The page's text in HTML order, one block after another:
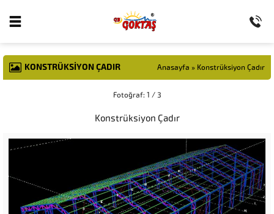
KONSTRÜKSIYON ÇADIR Anasayfa » Konstrüksiyon Çadır
Fotoğraf: 1 / 3
Konstrüksiyon Çadır